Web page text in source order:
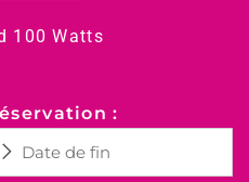
100 Watts
: